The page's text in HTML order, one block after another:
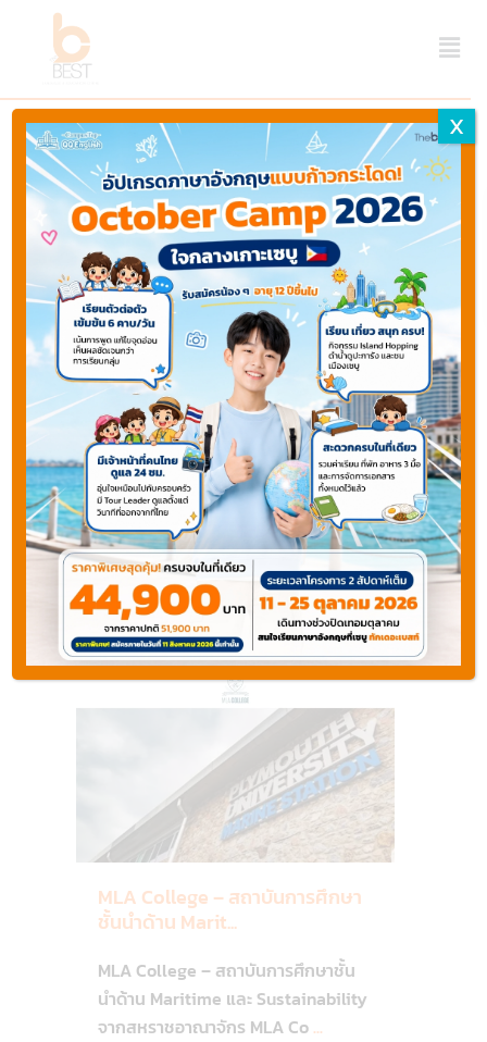
Home Plymouth - พลิมัท
Properties listed in
Plymouth - พลิมัท
Types
Categories
States
Plymouth พลิมัท
Areas
Default
Plymouth
-
พลิ
มัท
MLA College – สถาบันการศึกษา
ชั้นนำด้าน Marit...
MLA College – สถาบันการศึกษาชั้น
นำด้าน Maritime และ Sustainability
จากสหราชอาณาจักร MLA Co ...
X